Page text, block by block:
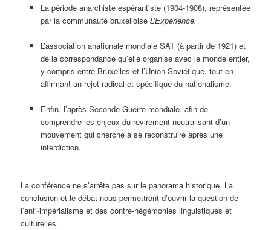
La période anarchiste espérantiste (1904-1908), représentée
par la communauté bruxelloise L’Expérience.
L’association anationale mondiale SAT (à partir de 1921) et
de la correspondance qu’elle organise avec le monde entier,
y compris entre Bruxelles et l’Union Soviétique, tout en
affirmant un rejet radical et spécifique du nationalisme.
Enfin, l’après Seconde Guerre mondiale, afin de
comprendre les enjeux du revirement neutralisant d’un
mouvement qui cherche à se reconstruire après une
interdiction.
La conférence ne s’arrête pas sur le panorama historique. La
conclusion et le débat nous permettront d’ouvrir la question de
l’anti-impérialisme et des contre-hégémonies linguistiques et
culturelles.